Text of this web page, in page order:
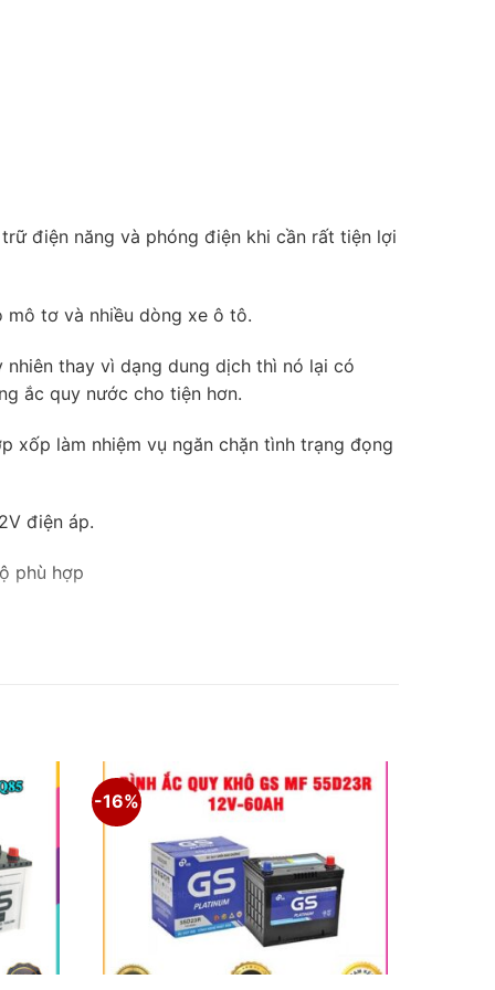
điện năng và phóng điện khi cần rất tiện lợi
tơ và nhiều dòng xe ô tô.
thay vì dạng dung dịch thì nó lại có
ắc quy nước cho tiện hơn.
xốp làm nhiệm vụ ngăn chặn tình trạng đọng
điện áp.
phù hợp
Cơ Sở TCCS 01;2013/GSV đảm bảo độ
Nam.
-16%